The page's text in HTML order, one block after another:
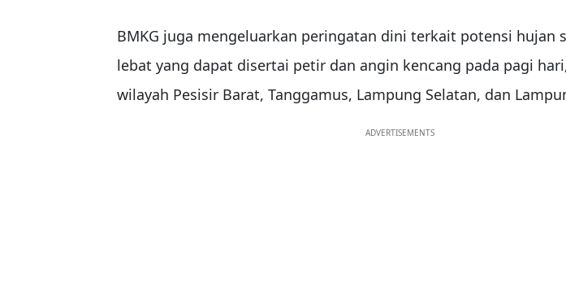
BMKG juga mengeluarkan peringatan dini terkait potensi hujan
lebat yang dapat disertai petir dan angin kencang pada pagi
wilayah Pesisir Barat, Tanggamus, Lampung Selatan, dan
ADVERTISEMENTS